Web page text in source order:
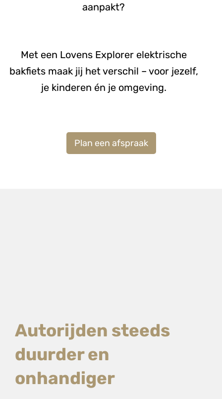
aanpakt?
Met een Lovens Explorer elektrische
bakfiets maak jij het verschil – voor jezelf,
je kinderen én je omgeving.
Plan een afspraak
Autorijden steeds
duurder en
onhandiger